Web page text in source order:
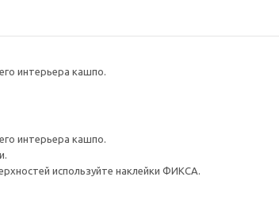
интерьера кашпо.
интерьера кашпо.
используйте наклейки ФИКСА.